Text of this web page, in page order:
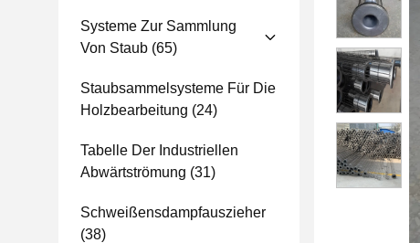
Systeme Zur Sammlung
Von Staub (65)
Staubsammelsysteme Für Die
Holzbearbeitung (24)
Tabelle Der Industriellen
Abwärtströmung (31)
Schweißensdampfauszieher
(38)